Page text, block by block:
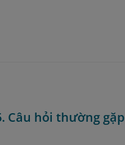
Câu hỏi thường gặp